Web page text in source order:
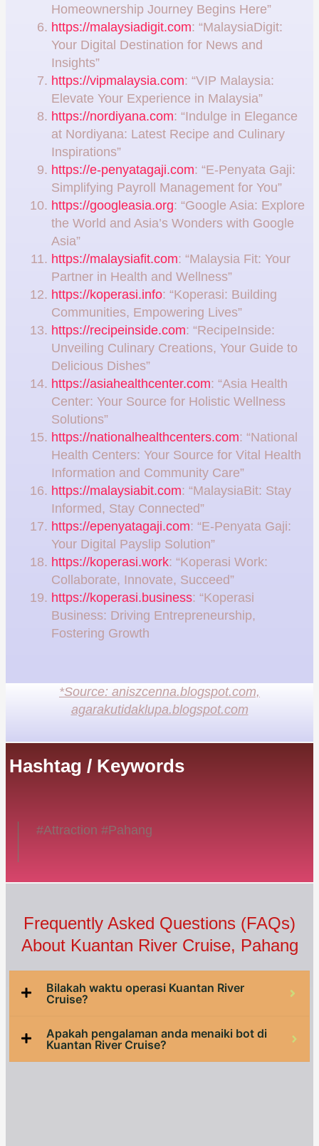
Homeownership Journey Begins Here”
https://malaysiadigit.com: “MalaysiaDigit:
Your Digital Destination for News and
Insights”
https://vipmalaysia.com: “VIP Malaysia:
Elevate Your Experience in Malaysia”
https://nordiyana.com: “Indulge in Elegance
at Nordiyana: Latest Recipe and Culinary
Inspirations”
https://e-penyatagaji.com: “E-Penyata Gaji:
Simplifying Payroll Management for You”
https://googleasia.org: “Google Asia: Explore
the World and Asia’s Wonders with Google
Asia”
https://malaysiafit.com: “Malaysia Fit: Your
Partner in Health and Wellness”
https://koperasi.info: “Koperasi: Building
Communities, Empowering Lives”
https://recipeinside.com: “RecipeInside:
Unveiling Culinary Creations, Your Guide to
Delicious Dishes”
https://asiahealthcenter.com: “Asia Health
Center: Your Source for Holistic Wellness
Solutions”
https://nationalhealthcenters.com: “National
Health Centers: Your Source for Vital Health
Information and Community Care”
https://malaysiabit.com: “MalaysiaBit: Stay
Informed, Stay Connected”
https://epenyatagaji.com: “E-Penyata Gaji:
Your Digital Payslip Solution”
https://koperasi.work: “Koperasi Work:
Collaborate, Innovate, Succeed”
https://koperasi.business: “Koperasi
Business: Driving Entrepreneurship,
Fostering Growth
*Source: aniszcenna.blogspot.com,
agarakutidaklupa.blogspot.com
Hashtag / Keywords
#Attraction #Pahang
Frequently Asked Questions (FAQs)
About Kuantan River Cruise, Pahang
Bilakah waktu operasi Kuantan River
Cruise?
Apakah pengalaman anda menaiki bot di
Kuantan River Cruise?